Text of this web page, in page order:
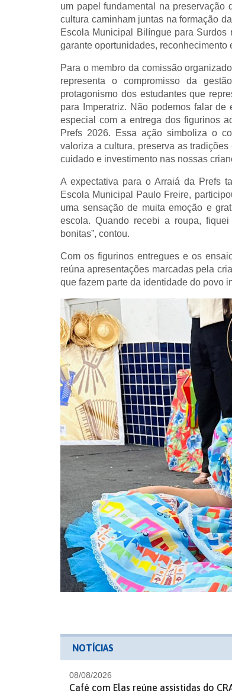
um papel fundamental na preservação
cultura caminham juntas na formação
Escola Municipal Bilíngue para
garante oportunidades, reconhecimento
Para o membro da comissão
representa o compromisso da
protagonismo dos estudantes que
para Imperatriz. Não podemos falar
especial com a entrega dos figurinos
Prefs 2026. Essa ação simboliza o
valoriza a cultura, preserva as
cuidado e investimento nas nossas
A expectativa para o Arraiá da Prefs
Escola Municipal Paulo Freire,
uma sensação de muita emoção e
escola. Quando recebi a roupa,
bonitas”, contou.
Com os figurinos entregues e os
reúna apresentações marcadas pela
que fazem parte da identidade do povo
NOTÍCIAS
08/08/2026
Café com Elas reúne assistidas do